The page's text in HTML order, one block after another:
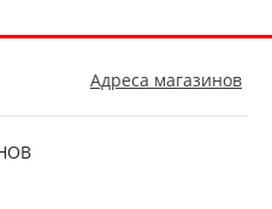
Адреса магазинов